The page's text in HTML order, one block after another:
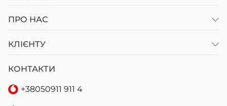
ПРО НАС
КЛІЄНТУ
КОНТАКТИ
+38050911 911 4